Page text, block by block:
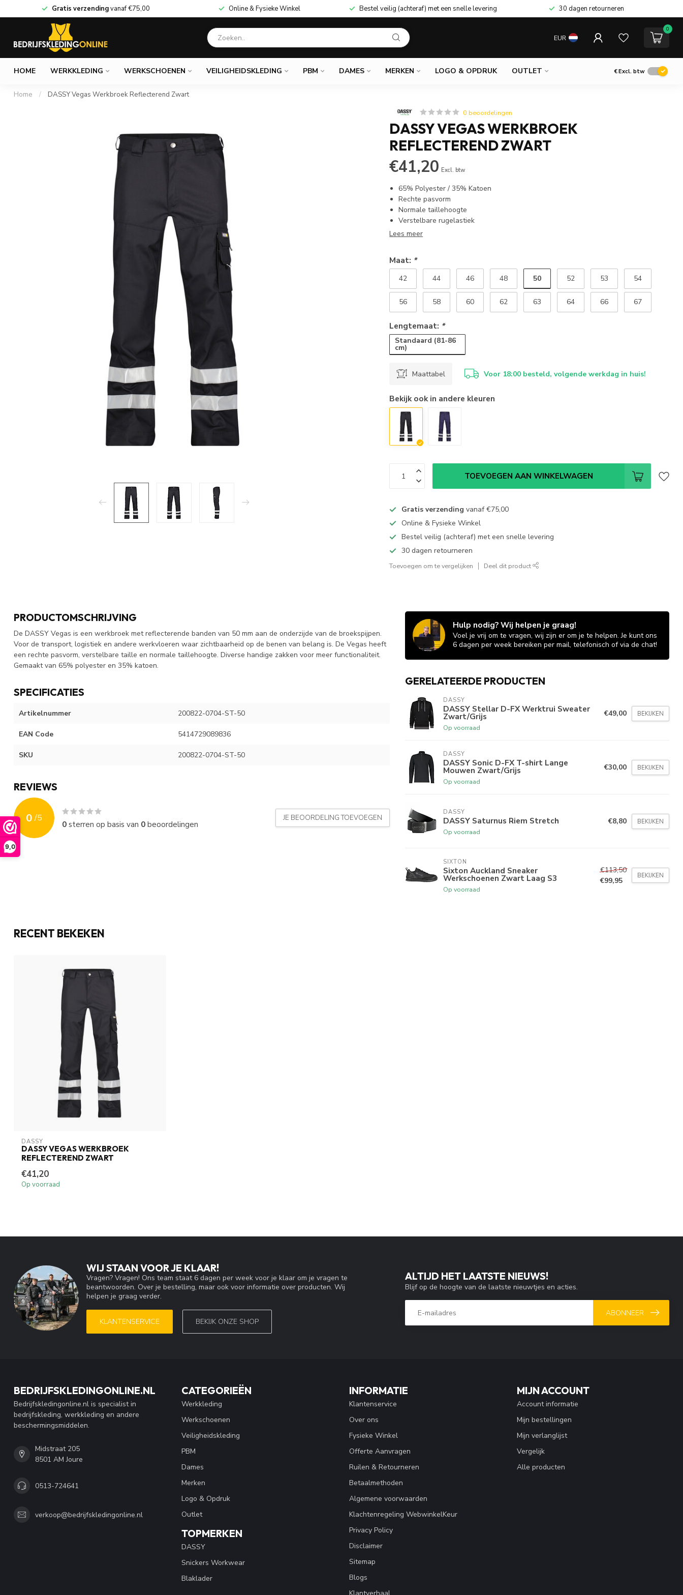
9,0
Gratis verzendingvanaf€75,00 Online & Fysieke Winkel Bestel veilig (achteraf) met een snelle levering 30 dagen retourneren
EUR
0
HOME WERKKLEDING WERKSCHOENEN VEILIGHEIDSKLEDING PBM DAMES MERKEN LOGO & OPDRUK OUTLET €Excl. btw
Home / DASSY Vegas Werkbroek Reflecterend Zwart
0 beoordelingen
DASSY VEGAS WERKBROEK
REFLECTEREND ZWART
€41,20 Excl. btw
65% Polyester / 35% Katoen
Rechte pasvorm
Normale taillehoogte
Verstelbare rugelastiek
Lees meer
Maat: *
42 44 46 48 50 52 53 54
56 58 60 62 63 64 66 67
Lengtemaat: *
Standaard (81-86
cm)
Maattabel Voor 18:00 besteld, volgende werkdag in huis!
Bekijk ook in andere kleuren
TOEVOEGEN AAN WINKELWAGEN
Gratis verzending vanaf€75,00
Online & Fysieke Winkel
Bestel veilig (achteraf) met een snelle levering
30 dagen retourneren
Toevoegen om te vergelijken Deel dit product
PRODUCTOMSCHRIJVING
De DASSY Vegas is een werkbroek met reflecterende banden van 50 mm aan de onderzijde van de broekspijpen.
Voor de transport, logistiek en andere werkvloeren waar zichtbaarheid op de benen van belang is. De Vegas heeft
een rechte pasvorm, verstelbare taille en normale taillehoogte. Diverse handige zakken voor meer functionaliteit.
Gemaakt van 65% polyester en 35% katoen.
SPECIFICATIES
Artikelnummer 200822-0704-ST-50
EAN Code 5414729089836
SKU 200822-0704-ST-50
REVIEWS
0 /5
0sterren op basis van 0beoordelingen
JE BEOORDELING TOEVOEGEN
Hulp nodig? Wij helpen je graag!
Voel je vrij om te vragen, wij zijn er om je te helpen. Je kunt ons
6 dagen per week bereiken per mail, telefonisch of via de chat!
GERELATEERDE PRODUCTEN
DASSY
DASSY Stellar D-FX Werktrui Sweater
Zwart/Grijs
Op voorraad
€49,00 BEKIJKEN
DASSY
DASSY Sonic D-FX T-shirt Lange
Mouwen Zwart/Grijs
Op voorraad
€30,00 BEKIJKEN
DASSY
DASSY Saturnus Riem Stretch
Op voorraad
€8,80 BEKIJKEN
SIXTON
Sixton Auckland Sneaker
Werkschoenen Zwart Laag S3
Op voorraad
€113,50
€99,95
BEKIJKEN
RECENT BEKEKEN
DASSY
DASSY VEGAS WERKBROEK
REFLECTEREND ZWART
€41,20
Op voorraad
WIJ STAAN VOOR JE KLAAR!
Vragen? Vragen! Ons team staat 6 dagen per week voor je klaar om je vragen te
beantwoorden. Over je bestelling, maar ook voor informatie over producten. Wij
helpen je graag verder.
KLANTENSERVICE BEKIJK ONZE SHOP
ALTIJD HET LAATSTE NIEUWS!
Blijf op de hoogte van de laatste nieuwtjes en acties.
ABONNEER
BEDRIJFSKLEDINGONLINE.NL
Bedrijfskledingonline.nl is specialist in
bedrijfskleding, werkkleding en andere
beschermingsmiddelen.
Midstraat 205
8501 AM Joure
0513-724641
verkoop@bedrijfskledingonline.nl
CATEGORIEËN
Werkkleding
Werkschoenen
Veiligheidskleding
PBM
Dames
Merken
Logo & Opdruk
Outlet
TOPMERKEN
DASSY
Snickers Workwear
Blaklader
INFORMATIE
Klantenservice
Over ons
Fysieke Winkel
Offerte Aanvragen
Ruilen & Retourneren
Betaalmethoden
Algemene voorwaarden
Klachtenregeling WebwinkelKeur
Privacy Policy
Disclaimer
Sitemap
Blogs
MIJN ACCOUNT
Account informatie
Mijn bestellingen
Mijn verlanglijst
Vergelijk
Alle producten